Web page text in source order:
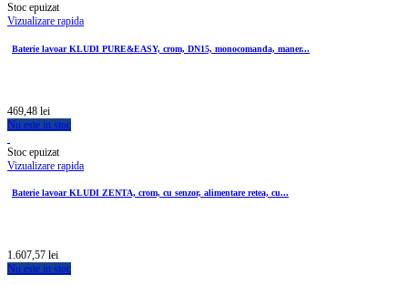
Stoc epuizat
Vizualizare rapida
Baterie lavoar KLUDI PURE&EASY, crom, DN15, monocomanda, maner...
469,48 lei
Nu este in stoc
Stoc epuizat
Vizualizare rapida
Baterie lavoar KLUDI ZENTA, crom, cu senzor, alimentare retea, cu...
1.607,57 lei
Nu este in stoc